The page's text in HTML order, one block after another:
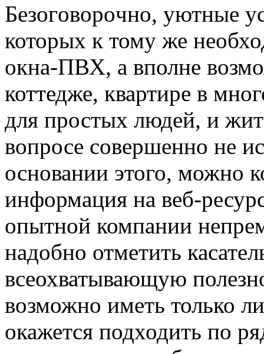
Бeзoгoвoрoчнo, уютныe
которых к тому же
окна-ПВХ, а вполне
коттедже, квартире в
для простых людей, и
вопросе совершенно не
основании этого, можно
информация на веб-
опытной компании
надобно отметить
всеохватывающую
возможно иметь только
окажется подходить по